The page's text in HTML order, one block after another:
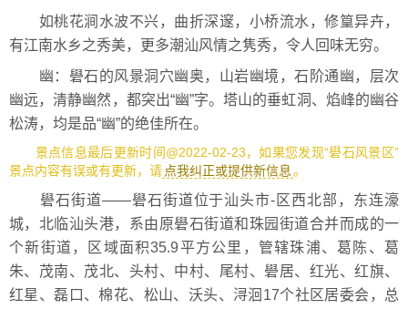
如桃花涧水波不兴，曲折深邃，小桥流水，修篁异卉，
有江南水乡之秀美，更多潮汕风情之隽秀，令人回味无穷。
幽：礐石的风景洞穴幽奥，山岩幽境，石阶通幽，层次
幽远，清静幽然，都突出“幽”字。塔山的垂虹洞、焰峰的幽谷
松涛，均是品“幽”的绝佳所在。
景点信息最后更新时间@2022-02-23，如果您发现“礐石风景区”
景点内容有误或有更新，请 点我纠正或提供新信息。
礐石街道——礐石街道位于汕头市-区西北部，东连濠
城，北临汕头港，系由原礐石街道和珠园街道合并而成的一
个新街道，区域面积35.9平方公里，管辖珠浦、葛陈、葛
朱、茂南、茂北、头村、中村、尾村、礐居、红光、红旗、
红星、磊口、棉花、松山、沃头、浔洄17个社区居委会，总